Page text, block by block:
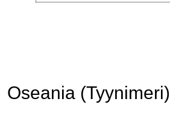
Oseania (Tyynimeri)